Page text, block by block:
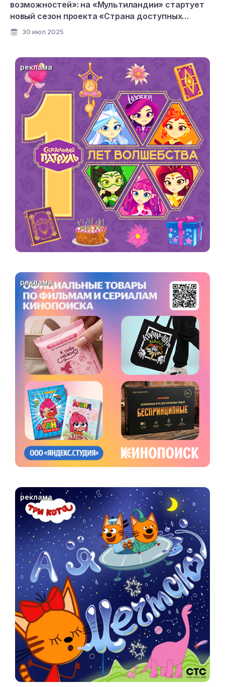
возможностей»: на «Мультиландии» стартует
новый сезон проекта «Страна доступных
мультфильмов»
30 июл 2025
реклама
реклама
реклама